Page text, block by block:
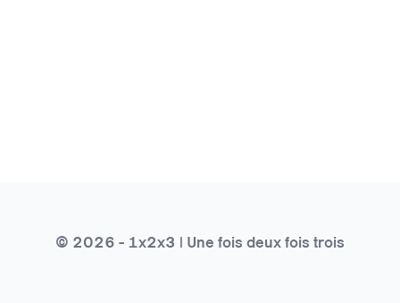
© 2026 - 1x2x3 | Une fois deux fois trois